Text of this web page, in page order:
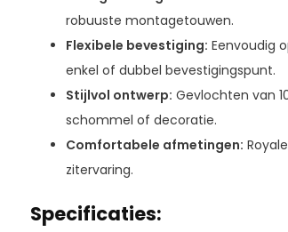
robuuste montagetouwen.
Flexibele bevestiging: Eenvoudig
enkel of dubbel bevestigingspunt.
Stijlvol ontwerp: Gevlochten van
schommel of decoratie.
Comfortabele afmetingen:
zitervaring.
Specificaties: